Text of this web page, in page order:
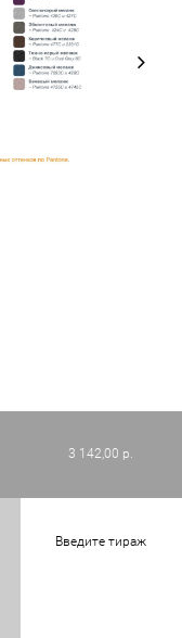
3 142,00 р.
Введите тираж